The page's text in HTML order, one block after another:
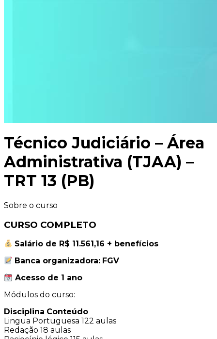
Técnico Judiciário – Área
Administrativa (TJAA) –
TRT 13 (PB)
Sobre o curso
CURSO COMPLETO
Salário de R$ 11.561,16 + benefícios
Banca organizadora: FGV
Acesso de 1 ano
Módulos do curso:
Disciplina Conteúdo
Lingua Portuguesa 122 aulas
Redação 18 aulas